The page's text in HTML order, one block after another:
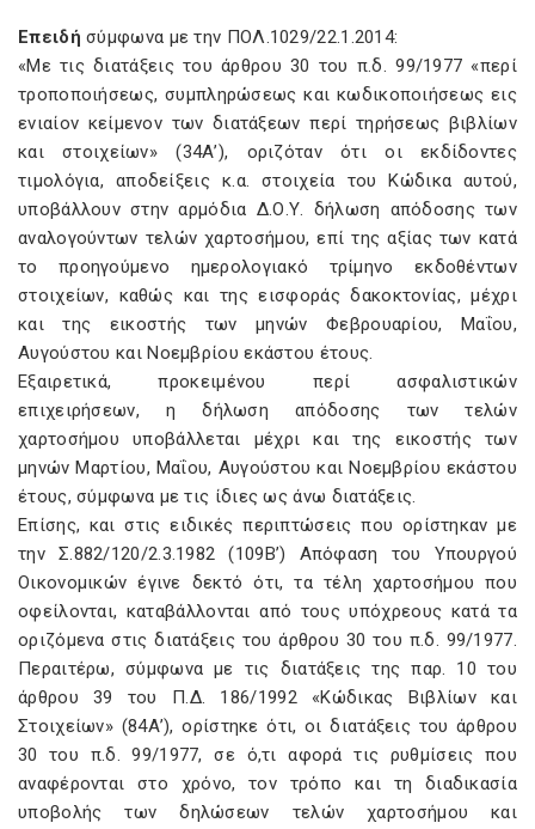
Επειδή σύμφωνα με την ΠΟΛ.1029/22.1.2014:
«Με τις διατάξεις του άρθρου 30 του π.δ. 99/1977 «περί
τροποποιήσεως, συμπληρώσεως και κωδικοποιήσεως εις
ενιαίον κείμενον των διατάξεων περί τηρήσεως βιβλίων
και στοιχείων» (34Α’), οριζόταν ότι οι εκδίδοντες
τιμολόγια, αποδείξεις κ.α. στοιχεία του Κώδικα αυτού,
υποβάλλουν στην αρμόδια Δ.Ο.Υ. δήλωση απόδοσης των
αναλογούντων τελών χαρτοσήμου, επί της αξίας των κατά
το προηγούμενο ημερολογιακό τρίμηνο εκδοθέντων
στοιχείων, καθώς και της εισφοράς δακοκτονίας, μέχρι
και της εικοστής των μηνών Φεβρουαρίου, Μαΐου,
Αυγούστου και Νοεμβρίου εκάστου έτους.
Εξαιρετικά, προκειμένου περί ασφαλιστικών
επιχειρήσεων, η δήλωση απόδοσης των τελών
χαρτοσήμου υποβάλλεται μέχρι και της εικοστής των
μηνών Μαρτίου, Μαΐου, Αυγούστου και Νοεμβρίου εκάστου
έτους, σύμφωνα με τις ίδιες ως άνω διατάξεις.
Επίσης, και στις ειδικές περιπτώσεις που ορίστηκαν με
την Σ.882/120/2.3.1982 (109Β’) Απόφαση του Υπουργού
Οικονομικών έγινε δεκτό ότι, τα τέλη χαρτοσήμου που
οφείλονται, καταβάλλονται από τους υπόχρεους κατά τα
οριζόμενα στις διατάξεις του άρθρου 30 του π.δ. 99/1977.
Περαιτέρω, σύμφωνα με τις διατάξεις της παρ. 10 του
άρθρου 39 του Π.Δ. 186/1992 «Κώδικας Βιβλίων και
Στοιχείων» (84Α’), ορίστηκε ότι, οι διατάξεις του άρθρου
30 του π.δ. 99/1977, σε ό,τι αφορά τις ρυθμίσεις που
αναφέρονται στο χρόνο, τον τρόπο και τη διαδικασία
υποβολής των δηλώσεων τελών χαρτοσήμου και